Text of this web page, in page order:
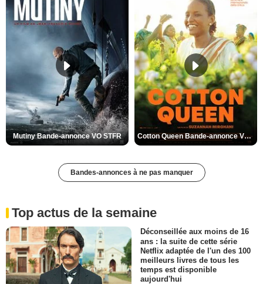
Mutiny Bande-annonce VO STFR Cotton Queen Bande-annonce VO STFR
Bandes-annonces à ne pas manquer
Top actus de la semaine
Déconseillée aux moins de 16
ans : la suite de cette série
Netflix adaptée de l'un des 100
meilleurs livres de tous les
temps est disponible
aujourd'hui